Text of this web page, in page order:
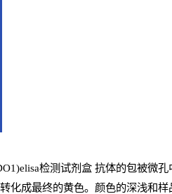
检测试剂盒抗体的包被微孔
化成最终的黄色。颜色的深浅和